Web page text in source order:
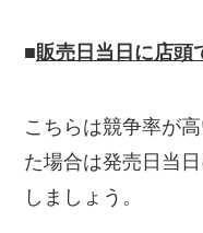
■販売日当日に店頭
こちらは競争率が
た場合は発売日当
しましょう。